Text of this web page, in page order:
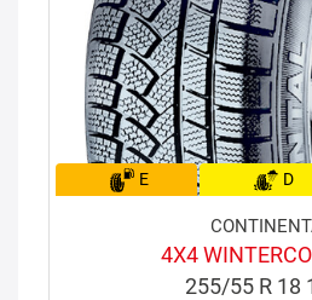
E D
4X4
255/55 R 18